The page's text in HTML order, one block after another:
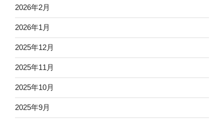
2026年2月
2026年1月
2025年12月
2025年11月
2025年10月
2025年9月